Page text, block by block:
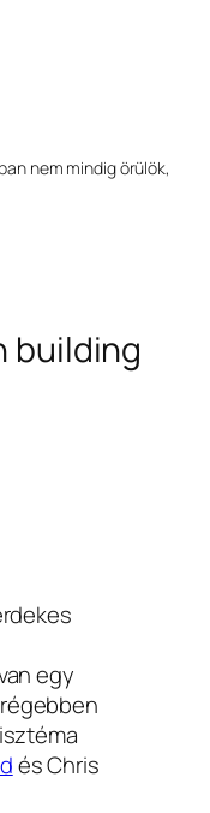
nem mindig örülök,
building
egy
és Chris